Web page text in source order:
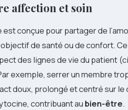
affection et soin
conçue pour partager de
de santé ou de confort.
des lignes de vie du patient
exemple, serrer un membre
doux, prolongé et centré sur
contribuant au bien-être.